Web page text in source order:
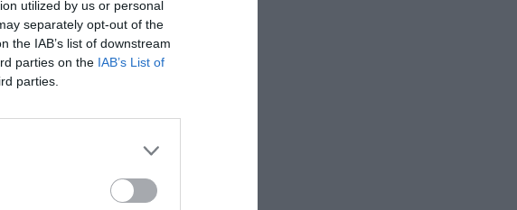
utilized by us or personal
separately opt-out of the
the IAB’s list of downstream
parties on the IAB’s List of
parties.